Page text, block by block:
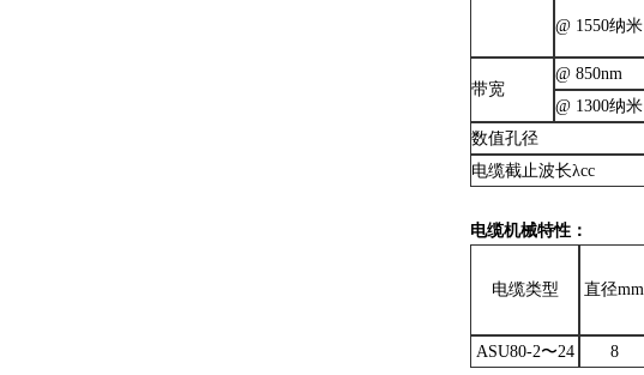
@ 1550纳米
带宽
@ 850nm
@ 1300纳米
数值孔径
电缆截止波长λcc
电缆机械特性：
电缆类型 直径mm
ASU80-2〜24 8